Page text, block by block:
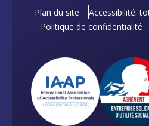
Plan du site
Accessibilité:
Politique de confidentialité